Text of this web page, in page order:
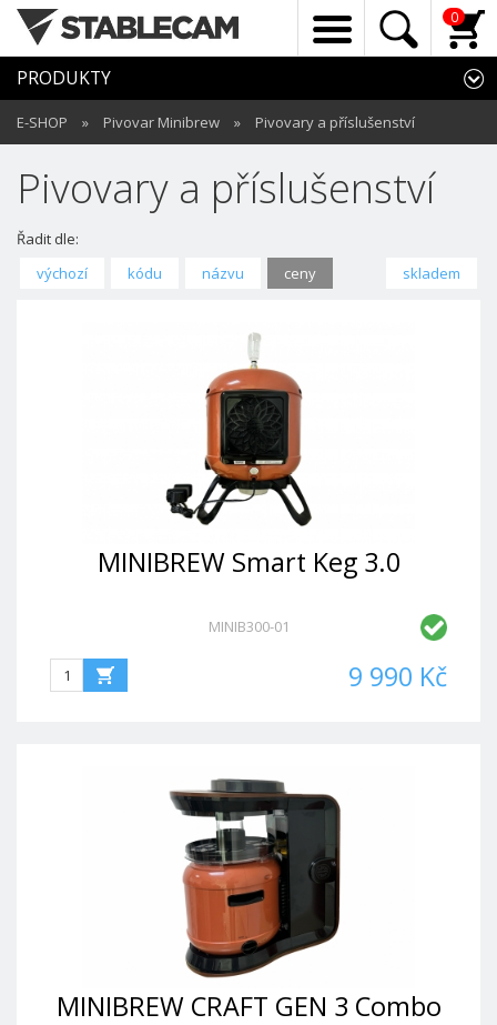
0
PRODUKTY
E-SHOP » Pivovar Minibrew » Pivovary a příslušenství
Pivovary a příslušenství
Řadit dle:
výchozí
kódu názvu ceny skladem
MINIBREW Smart Keg 3.0
MINIB300-01
9 990 Kč
MINIBREW CRAFT GEN 3 Combo